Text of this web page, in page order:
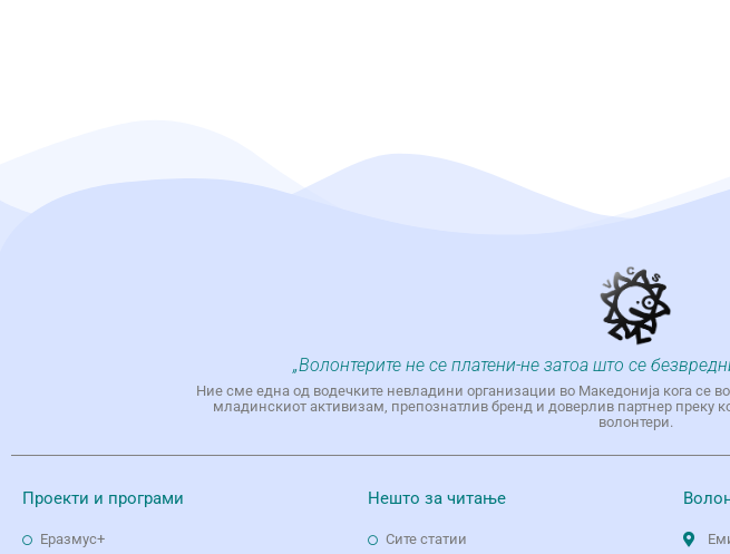
„Волонтерите не се платени-не затоа што се
Ние сме една од водечките невладини организации во Македонија кога се
младинскиот активизам, препознатлив бренд и доверлив партнер преку
волонтери.
Проекти и програми
Еразмус+
Нешто за читање
Сите статии